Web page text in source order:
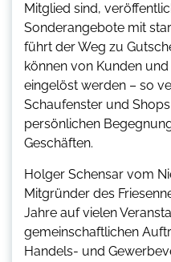
Mitglied sind,
Sonderangebote mit
führt der Weg zu
können von Kunden
eingelöst werden – so
Schaufenster und
persönlichen
Geschäften.
Holger Schensar vom
Mitgründer des
Jahre auf vielen
gemeinschaftlichen
Handels- und